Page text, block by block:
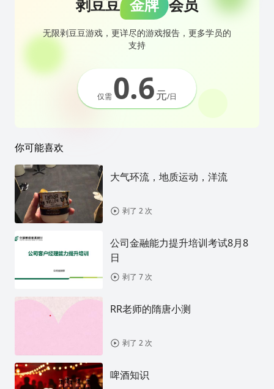
剥豆豆 金牌 会员
无限剥豆豆游戏，更详尽的游戏报告，更多学员的
支持
仅需0.6元/日
你可能喜欢
大气环流，地质运动，洋流
剥了 2 次
公司金融能力提升培训考试8月8
日
剥了 7 次
RR老师的隋唐小测
剥了 2 次
啤酒知识